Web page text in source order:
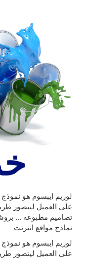
لوريم ايبسوم هو
على العميل ليتصور
تصاميم مطبوعه ...
نماذج مواقع انترنت
لوريم ايبسوم هو
على العميل ليتصور